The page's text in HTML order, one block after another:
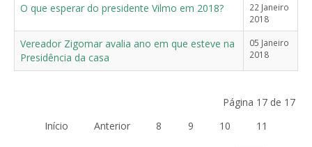
O que esperar do presidente Vilmo em 2018?
22 Janeiro
2018
Vereador Zigomar avalia ano em que esteve na
Presidência da casa
05 Janeiro
2018
Página 17 de 17
Início
Anterior 8 9 10 11